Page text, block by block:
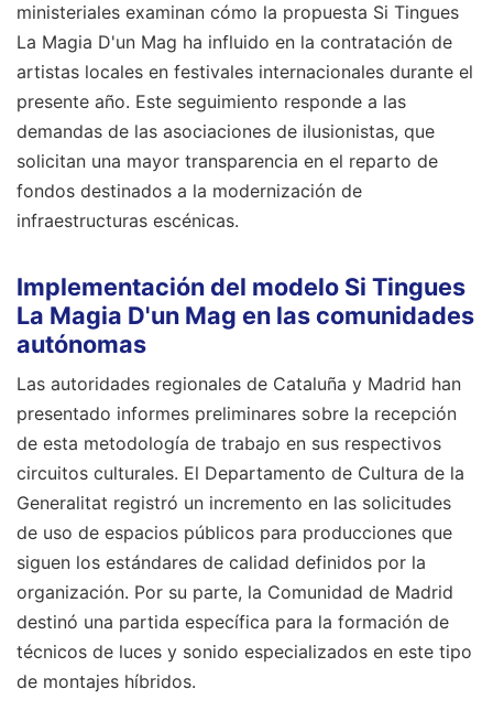
ministeriales examinan cómo la propuesta Si Tingues
La Magia D'un Mag ha influido en la contratación de
artistas locales en festivales internacionales durante el
presente año. Este seguimiento responde a las
demandas de las asociaciones de ilusionistas, que
solicitan una mayor transparencia en el reparto de
fondos destinados a la modernización de
infraestructuras escénicas.
Implementación del modelo Si Tingues
La Magia D'un Mag en las comunidades
autónomas
Las autoridades regionales de Cataluña y Madrid han
presentado informes preliminares sobre la recepción
de esta metodología de trabajo en sus respectivos
circuitos culturales. El Departamento de Cultura de la
Generalitat registró un incremento en las solicitudes
de uso de espacios públicos para producciones que
siguen los estándares de calidad definidos por la
organización. Por su parte, la Comunidad de Madrid
destinó una partida específica para la formación de
técnicos de luces y sonido especializados en este tipo
de montajes híbridos.